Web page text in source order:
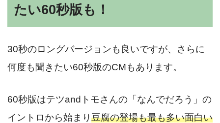
たい60秒版も！
30秒のロングバージョンも良いですが、さらに
何度も聞きたい60秒版のCMもあります。
60秒版はテツandトモさんの「なんでだろう」の
イントロから始まり豆腐の登場も最も多い面白い